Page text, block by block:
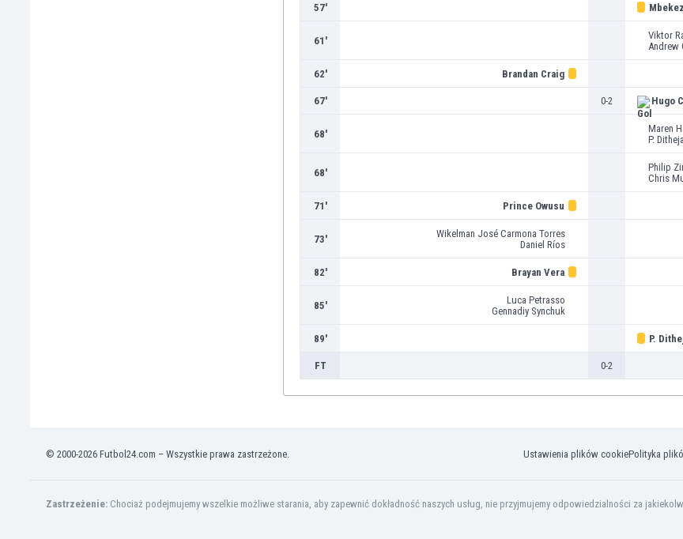
Estonia
57'
61'
Viktor
Andrew
62' Brandan Craig
67' 0-2 Hugo
68'
Maren
P.
68'
Philip
Chris
71' Prince Owusu
73'
Wikelman José Carmona Torres
Daniel Ríos
82' Brayan Vera
85'
Luca Petrasso
Gennadiy Synchuk
89' P.
FT 0-2
© 2000-2026 Futbol24.com – Wszystkie prawa zastrzeżone. Ustawienia plików cookiePolityka
Zastrzeżenie: Chociaż podejmujemy wszelkie możliwe starania, aby zapewnić dokładność naszych usług, nie przyjmujemy odpowiedzialności za